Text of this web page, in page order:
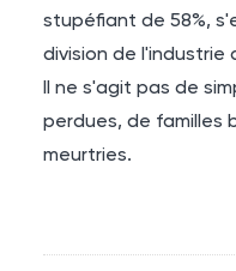
stupéfiant de 58%,
division de l'industrie
Il ne s'agit pas de
perdues, de familles
meurtries.